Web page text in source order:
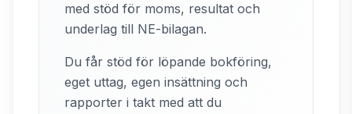
med stöd för moms, resultat och
underlag till NE-bilagan.
Du får stöd för löpande bokföring,
eget uttag, egen insättning och
rapporter i takt med att du